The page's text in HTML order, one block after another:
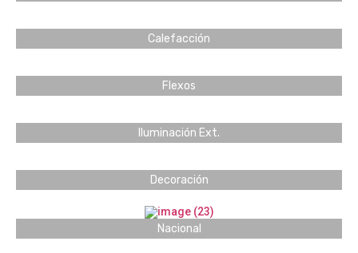
Calefacción
Flexos
Iluminación Ext.
Decoración
Nacional